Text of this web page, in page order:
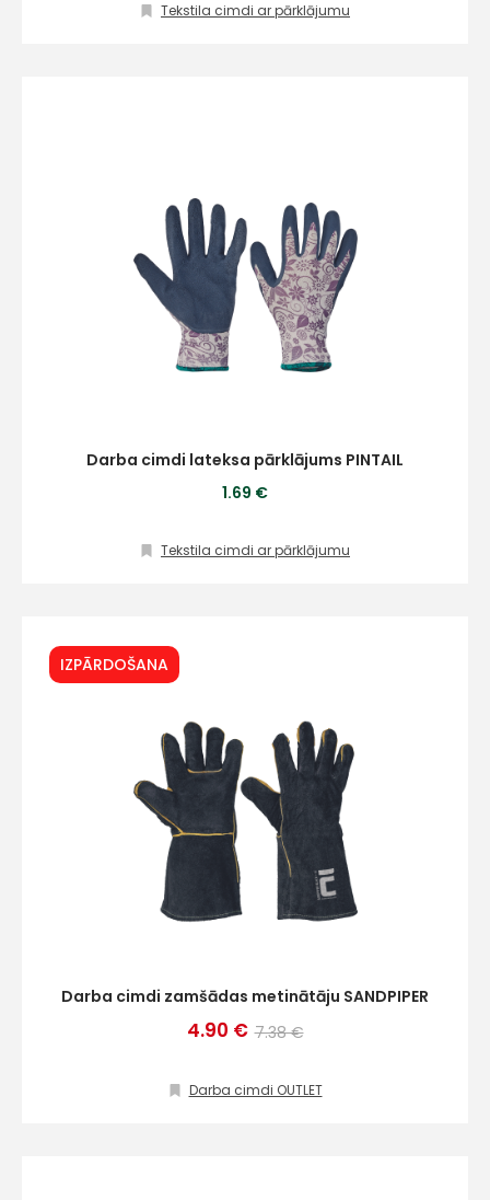
Tekstila cimdi ar pārklājumu
Darba cimdi lateksa pārklājums PINTAIL
1.69 €
Tekstila cimdi ar pārklājumu
IZPĀRDOŠANA
Darba cimdi zamšādas metinātāju SANDPIPER
4.90 € 7.38 €
Darba cimdi OUTLET